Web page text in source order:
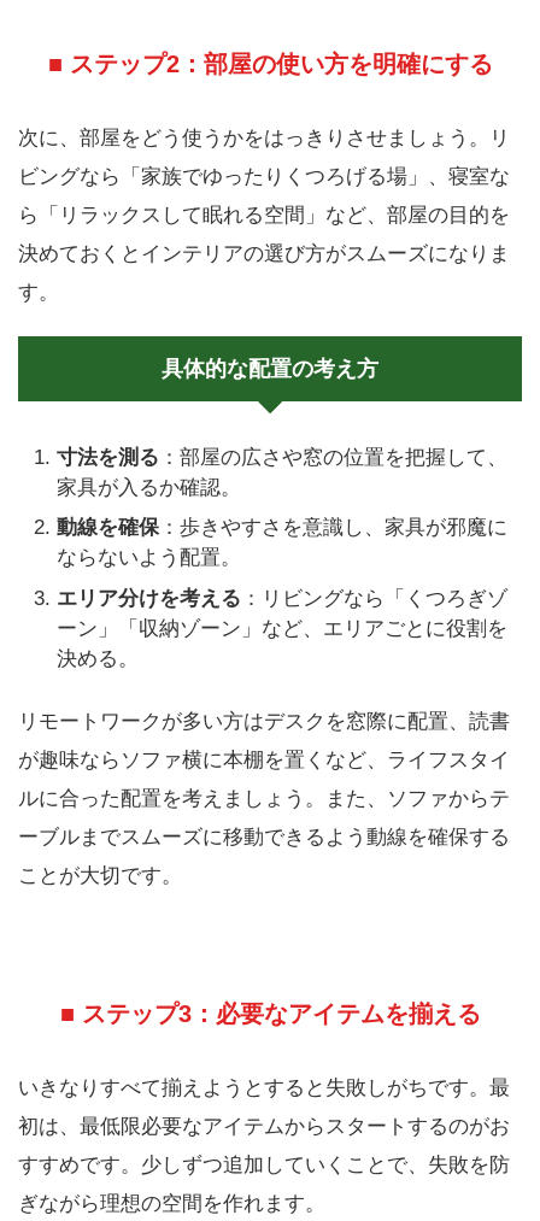
■ ステップ2：部屋の使い方を明確にする
次に、部屋をどう使うかをはっきりさせましょう。リ
ビングなら「家族でゆったりくつろげる場」、寝室な
ら「リラックスして眠れる空間」など、部屋の目的を
決めておくとインテリアの選び方がスムーズになりま
す。
具体的な配置の考え方
寸法を測る ：部屋の広さや窓の位置を把握して、
家具が入るか確認。
動線を確保：歩きやすさを意識し、家具が邪魔に
ならないよう配置。
エリア分けを考える ：リビングなら「くつろぎゾ
ーン」「収納ゾーン」など、エリアごとに役割を
決める。
リモートワークが多い方はデスクを窓際に配置、読書
が趣味ならソファ横に本棚を置くなど、ライフスタイ
ルに合った配置を考えましょう。また、ソファからテ
ーブルまでスムーズに移動できるよう動線を確保する
ことが大切です。
■ ステップ3：必要なアイテムを揃える
いきなりすべて揃えようとすると失敗しがちです。最
初は、最低限必要なアイテムからスタートするのがお
すすめです。少しずつ追加していくことで、失敗を防
ぎながら理想の空間を作れます。